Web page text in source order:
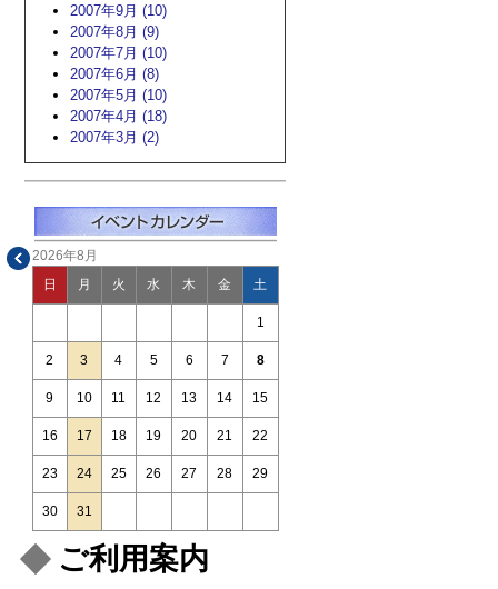
2007年9月 (10)
2007年8月 (9)
2007年7月 (10)
2007年6月 (8)
2007年5月 (10)
2007年4月 (18)
2007年3月 (2)
2026年8月
日 月 火 水 木 金 土
1
2 3 4 5 6 7 8
9 10 11 12 13 14 15
16 17 18 19 20 21 22
23 24 25 26 27 28 29
30 31
ご利用案内